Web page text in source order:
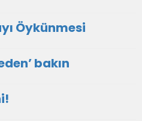
Öykünmesi
bakın